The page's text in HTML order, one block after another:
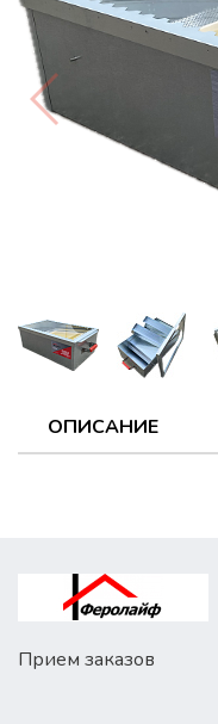
ОПИСАНИЕ
Прием заказов